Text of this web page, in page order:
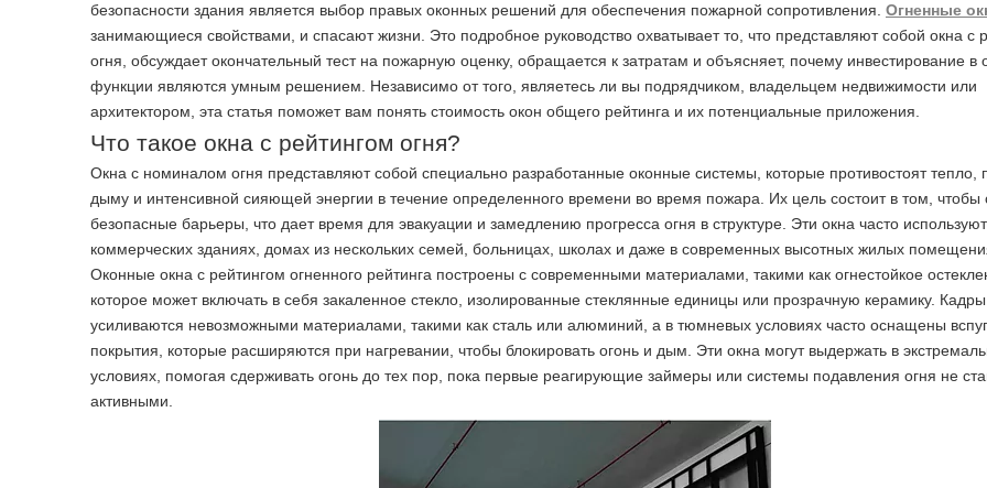
безопасности здания является выбор правых оконных решений для обеспечения пожарной сопротивления. Огненные
занимающиеся свойствами, и спасают жизни. Это подробное руководство охватывает то, что представляют собой окна с
огня, обсуждает окончательный тест на пожарную оценку, обращается к затратам и объясняет, почему инвестирование в
функции являются умным решением. Независимо от того, являетесь ли вы подрядчиком, владельцем недвижимости или
архитектором, эта статья поможет вам понять стоимость окон общего рейтинга и их потенциальные приложения.
Что такое окна с рейтингом огня?
Окна с номиналом огня представляют собой специально разработанные оконные системы, которые противостоят тепло,
дыму и интенсивной сияющей энергии в течение определенного времени во время пожара. Их цель состоит в том, чтобы
безопасные барьеры, что дает время для эвакуации и замедлению прогресса огня в структуре. Эти окна часто
коммерческих зданиях, домах из нескольких семей, больницах, школах и даже в современных высотных жилых
Оконные окна с рейтингом огненного рейтинга построены с современными материалами, такими как огнестойкое
которое может включать в себя закаленное стекло, изолированные стеклянные единицы или прозрачную керамику. Кадры
усиливаются невозможными материалами, такими как сталь или алюминий, а в тюмневых условиях часто оснащены
покрытия, которые расширяются при нагревании, чтобы блокировать огонь и дым. Эти окна могут выдержать в
условиях, помогая сдерживать огонь до тех пор, пока первые реагирующие займеры или системы подавления огня не
активными.